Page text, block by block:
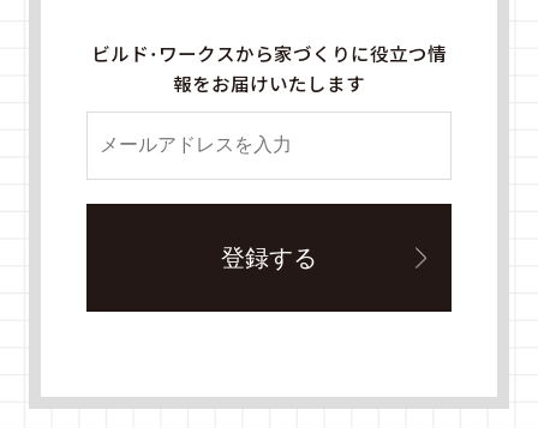
ビルド・ワークスから家づくりに役立つ情
報をお届けいたします